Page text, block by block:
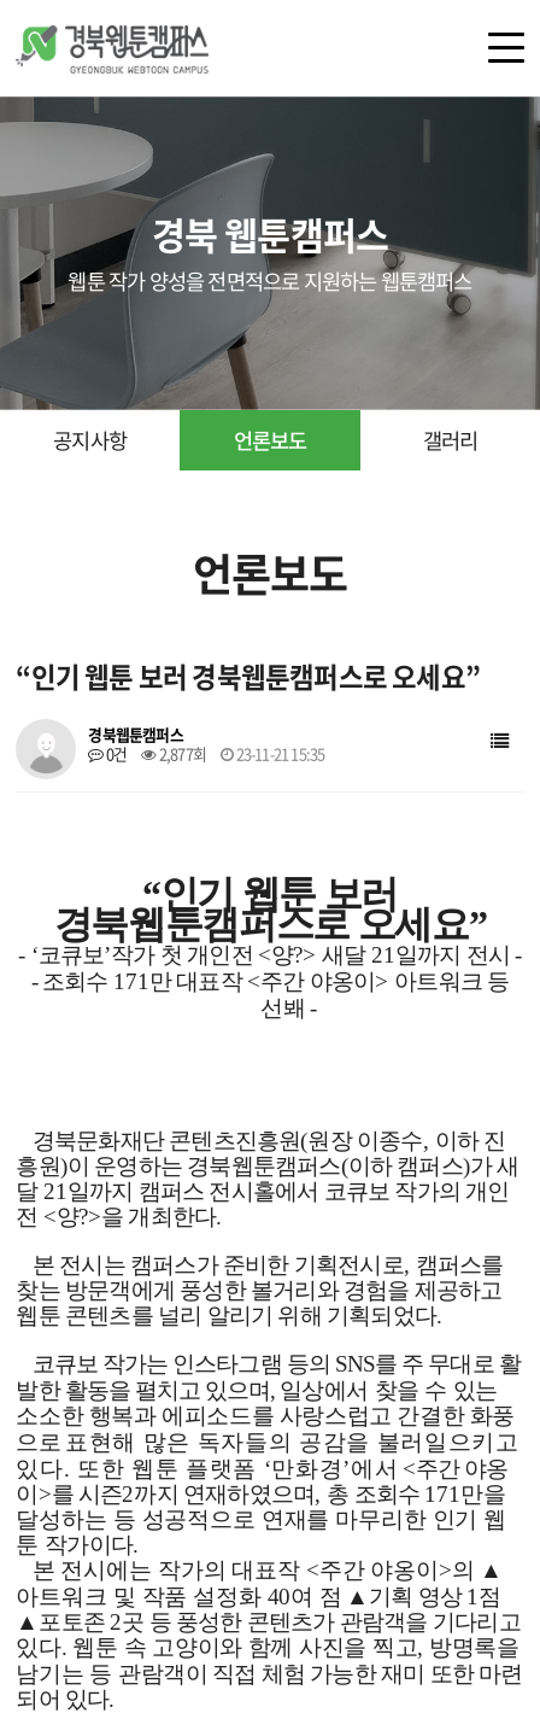
공간 안내
오시는 길
언론보도
웹툰배경에셋
브랜드웹툰
경북 웹툰캠퍼스
웹툰 작가 양성을 전면적으로 지원하는 웹툰캠퍼스
공지사항 언론보도 갤러리
언론보도
“인기 웹툰 보러 경북웹툰캠퍼스로 오세요”
경북웹툰캠퍼스
0건
2,877회 23-11-21 15:35
“인기 웹툰 보러
경북웹툰캠퍼스로 오세요”
- ‘코큐보’작가 첫 개인전 <양?>새달 21 일까지 전시-
- 조회수 171 만 대표작<주간 야옹이 > 아트워크 등
선봬 -
경북문화재단 콘텐츠진흥원(원장 이종수, 이하 진
흥원)이 운영하는 경북웹툰캠퍼스(이하 캠퍼스)가 새
달 21 일까지 캠퍼스 전시홀에서 코큐보 작가의 개인
전 <양?>을 개최한다.
본 전시는 캠퍼스가 준비한 기획전시로, 캠퍼스를
찾는 방문객에게 풍성한 볼거리와 경험을 제공하고
웹툰 콘텐츠를 널리 알리기 위해 기획되었다.
코큐보 작가는 인스타그램 등의 SNS를 주 무대로 활
발한 활동을 펼치고 있으며, 일상에서 찾을 수 있는
소소한 행복과 에피소드를 사랑스럽고 간결한 화풍
으로 표현해 많은 독자들의 공감을 불러일으키고
있다. 또한 웹툰 플랫폼 ‘만화경’에서 <주간 야옹
이 >를 시즌2까지 연재하였으며, 총 조회수 171 만을
달성하는 등 성공적으로 연재를 마무리한 인기 웹
툰 작가이다.
본 전시에는 작가의 대표작 <주간 야옹이 >의
▲
아트워크 및 작품 설정화 40여 점 ▲ 기획 영상1 점
▲ 포토존 2곳 등 풍성한 콘텐츠가 관람객을 기다리고
있다. 웹툰 속 고양이와 함께 사진을 찍고, 방명록을
남기는 등 관람객이 직접 체험 가능한 재미 또한 마련
되어 있다.